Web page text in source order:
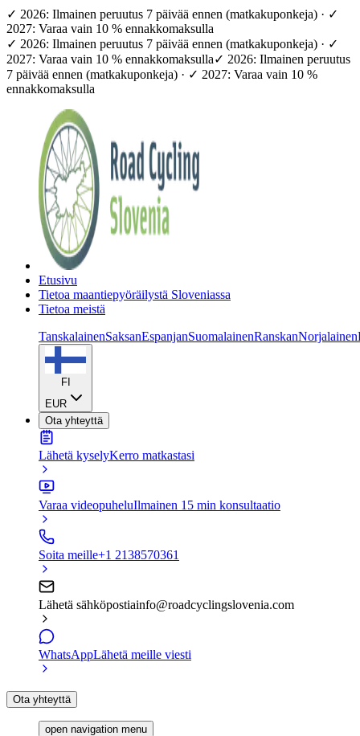
✓ 2026: Ilmainen peruutus 7 päivää ennen (matkakuponkeja) · ✓
2027: Varaa vain 10 % ennakkomaksulla
✓ 2026: Ilmainen peruutus 7 päivää ennen (matkakuponkeja) · ✓
2027: Varaa vain 10 % ennakkomaksulla✓ 2026: Ilmainen peruutus
7 päivää ennen (matkakuponkeja) · ✓ 2027: Varaa vain 10 %
ennakkomaksulla
Etusivu
Tietoa maantiepyöräilystä Sloveniassa
Tietoa meistä
TanskalainenSaksanEspanjanSuomalainenRanskanNorjalainen
FI
EUR
Ota yhteyttä
Lähetä kyselyKerro matkastasi
Varaa videopuheluIlmainen 15 min konsultaatio
Soita meille+1 2138570361
Lähetä sähköpostiainfo@roadcyclingslovenia.com
WhatsAppLähetä meille viesti
Ota yhteyttä
open navigation menu